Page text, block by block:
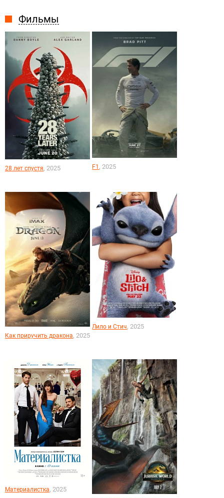
Фильмы
28 лет спустя, 2025 F1 , 2025
Как приручить дракона, 2025
Лило и Стич, 2025
Материалистка, 2025